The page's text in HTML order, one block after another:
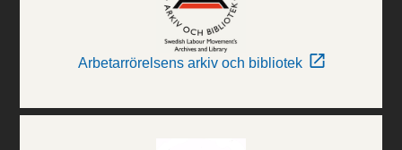
Arbetarrörelsens arkiv och bibliotek